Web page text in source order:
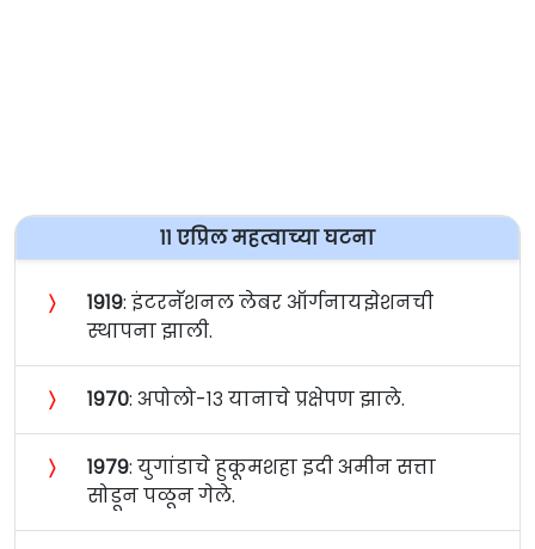
११ एप्रिल महत्वाच्या घटना
〉 १९१९: इंटरनॅशनल लेबर ऑर्गनायझेशनची
स्थापना झाली.
〉 १९७०: अपोलो-१३ यानाचे प्रक्षेपण झाले.
〉 १९७९: युगांडाचे हुकूमशहा इदी अमीन सत्ता
सोडून पळून गेले.